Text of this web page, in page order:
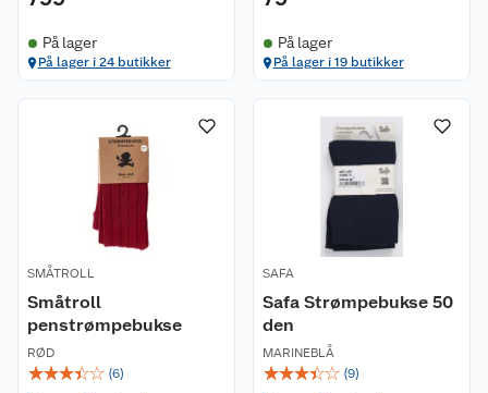
På lager
På lager i 24 butikker
På lager
På lager i 19 butikker
SMÅTROLL
Småtroll
penstrømpebukse
RØD
☆☆☆☆☆ (6)
SAFA
Safa Strømpebukse 50
den
MARINEBLÅ
☆☆☆☆☆ (9)